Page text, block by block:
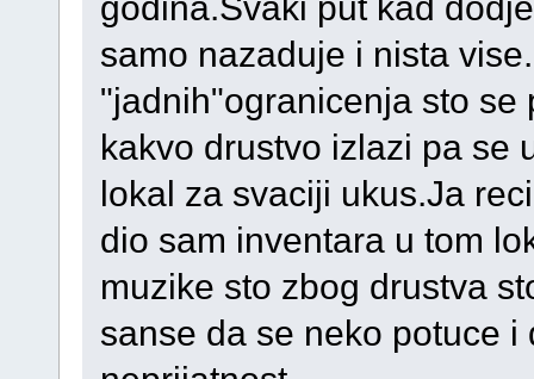
samo nazaduje i nista
"jadnih"ogranicenja sto se
kakvo drustvo izlazi pa se
lokal za svaciji ukus.Ja
dio sam inventara u tom
muzike sto zbog drustva
sanse da se neko potuce